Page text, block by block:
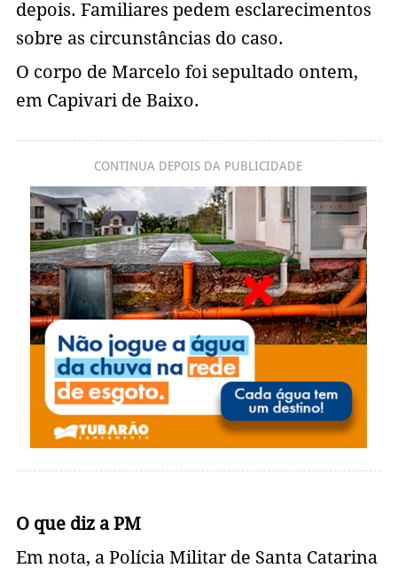
depois. Familiares pedem esclarecimentos
sobre as circunstâncias do caso.
O corpo de Marcelo foi sepultado ontem,
em Capivari de Baixo.
CONTINUA DEPOIS DA PUBLICIDADE
O que diz a PM
Em nota, a Polícia Militar de Santa Catarina